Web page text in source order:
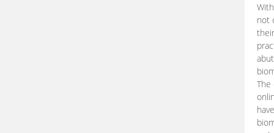
not
The